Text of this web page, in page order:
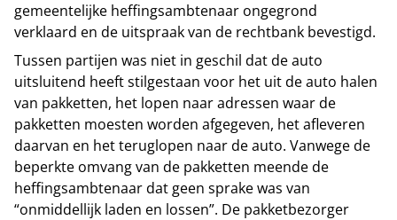
gemeentelijke heffingsambtenaar ongegrond
verklaard en de uitspraak van de rechtbank bevestigd.
Tussen partijen was niet in geschil dat de auto
uitsluitend heeft stilgestaan voor het uit de auto halen
van pakketten, het lopen naar adressen waar de
pakketten moesten worden afgegeven, het afleveren
daarvan en het teruglopen naar de auto. Vanwege de
beperkte omvang van de pakketten meende de
heffingsambtenaar dat geen sprake was van
“onmiddellijk laden en lossen”. De pakketbezorger